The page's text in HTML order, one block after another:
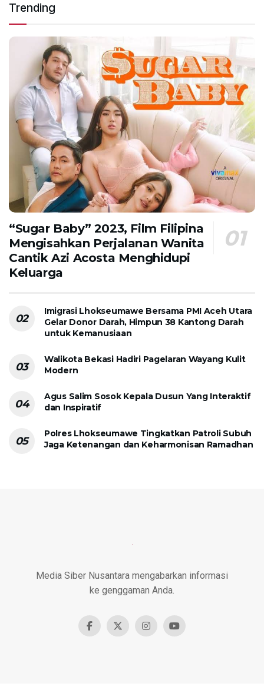
Trending
“Sugar Baby” 2023, Film Filipina
Mengisahkan Perjalanan Wanita
Cantik Azi Acosta Menghidupi
Keluarga
Imigrasi Lhokseumawe Bersama PMI Aceh Utara
Gelar Donor Darah, Himpun 38 Kantong Darah
untuk Kemanusiaan
Walikota Bekasi Hadiri Pagelaran Wayang Kulit
Modern
Agus Salim Sosok Kepala Dusun Yang Interaktif
dan Inspiratif
Polres Lhokseumawe Tingkatkan Patroli Subuh
Jaga Ketenangan dan Keharmonisan Ramadhan
Media Siber Nusantara mengabarkan informasi
ke genggaman Anda.